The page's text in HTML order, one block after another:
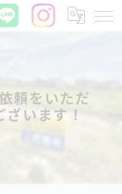
頼をいただ
います！